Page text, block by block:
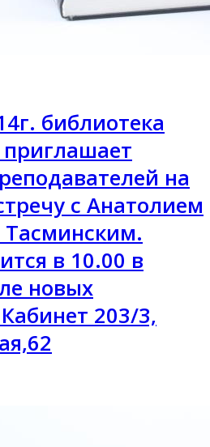
библиотека
на
с Анатолием
в 10.00 в
новых
203/3,